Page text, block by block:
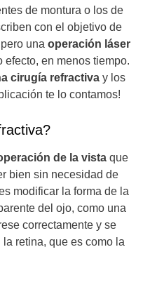
de montura o los de
con el objetivo de
una operación láser
en menos tiempo.
cirugía refractiva y los
te lo contamos!
de la vista que
bien sin necesidad de
modificar la forma de la
del ojo, como una
correctamente y se
retina, que es como la